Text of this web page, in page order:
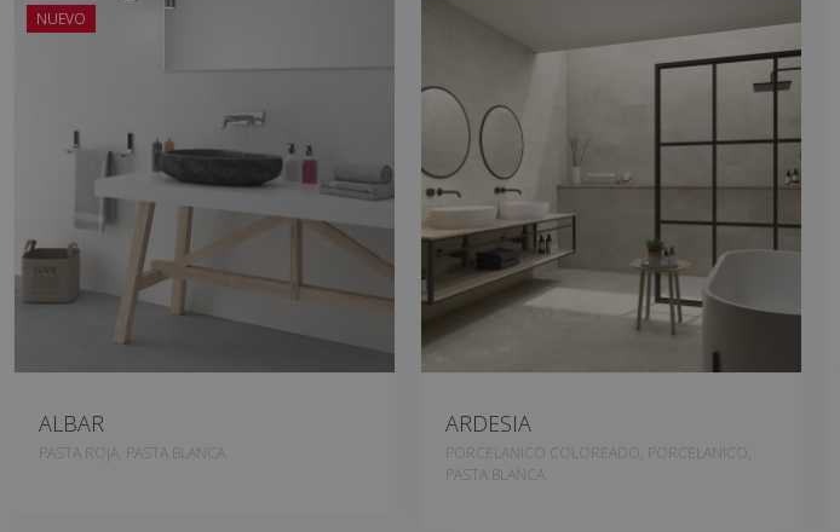
NUEVO
ALBAR
PASTA ROJA, PASTA BLANCA
ARDESIA
PORCELANICO COLOREADO, PORCELANICO,
PASTA BLANCA